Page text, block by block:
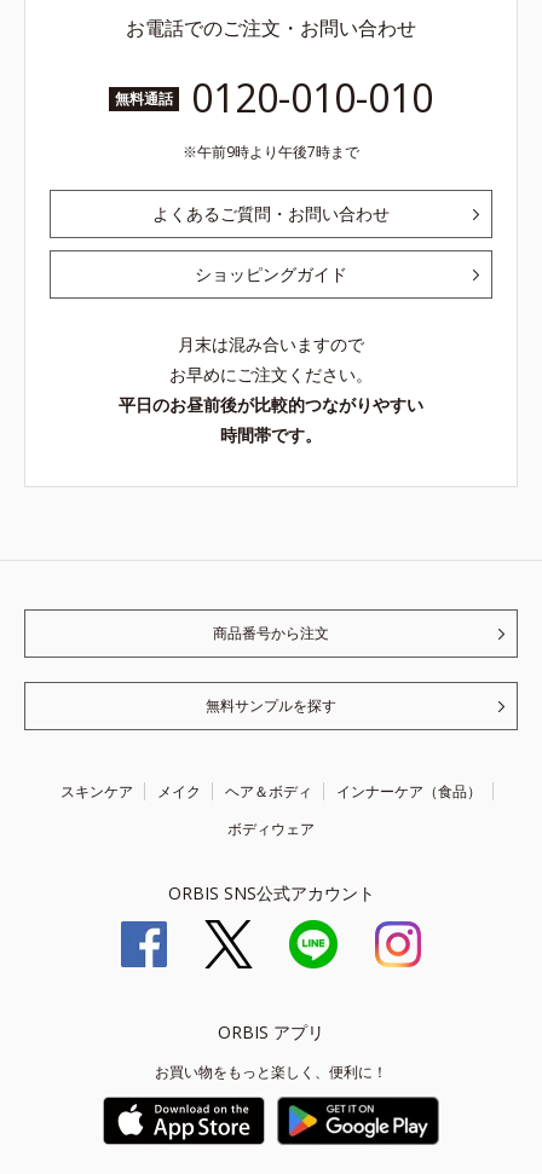
お電話でのご注文・お問い合わせ
無料通話 0120-010-010
午前9時より午後7時まで
よくあるご質問・お問い合わせ
ショッピングガイド
月末は混み合いますので
お早めにご注文ください。
平日のお昼前後が比較的つながりやすい
時間帯です。
商品番号から注文
無料サンプルを探す
スキンケア メイク ヘア＆ボディ
インナーケア（食品）
ボディウェア
ORBIS SNS公式アカウント
ORBIS アプリ
お買い物をもっと楽しく、便利に！